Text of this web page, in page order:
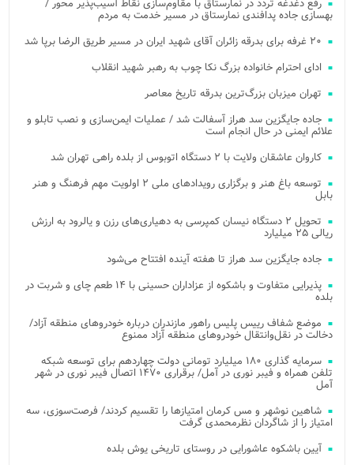
رفع دغدغه تردد در نمارستاق با مقاوم‌سازی نقاط آسیب‌پذیر محور /
بهسازی جاده پدافندی نمارستاق در مسیر خدمت به مردم
۲۰ غرفه برای بدرقه زائران آقای شهید ایران در مسیر طریق الرضا برپا شد
ادای احترام خانواده بزرگ نکا چوب به رهبر شهید انقلاب
تهران میزبان بزرگ‌ترین بدرقه تاریخ معاصر
جاده جایگزین سد هراز آسفالت شد / عملیات ایمن‌سازی و نصب تابلو و
علائم ایمنی در حال انجام است
کاروان عاشقان ولایت با ۲ دستگاه اتوبوس از بلده راهی تهران شد
توسعه باغ هنر و برگزاری رویدادهای ملی ۲ اولویت مهم فرهنگ و هنر
بابل
تحویل ۲ دستگاه نیسان کمپرسی به دهیاری‌های رزن و یالرود به ارزش
ریالی ۲۵ میلیارد
جاده جایگزین سد هراز تا هفته آینده افتتاح می‌شود
پذیرایی متفاوت و باشکوه از عزاداران حسینی با ۱۴ طعم چای و شربت در
بلده
موضع شفاف رییس پلیس راهور مازندران درباره خودروهای منطقه آزاد/
دخالت در نقل‌وانتقال خودروهای منطقه آزاد ممنوع
سرمایه گذاری ۱۸۰ میلیارد تومانی دولت چهاردهم برای توسعه شبکه
تلفن همراه و فیبر نوری در آمل/ برقراری ۱۴۷۰ اتصال فیبر نوری در شهر
آمل
شاهین نوشهر و مس کرمان امتیازها را تقسیم کردند/ فرصت‌سوزی، سه
امتیاز را از شاگردان نظرمحمدی گرفت
آیین باشکوه عاشورایی در روستای تاریخی یوش بلده